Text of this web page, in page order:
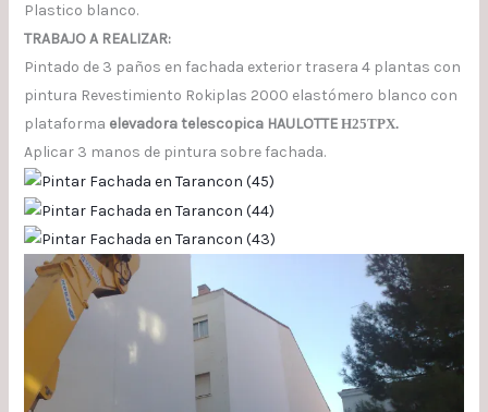
Plastico blanco.
TRABAJO A REALIZAR:
Pintado de 3 paños en fachada exterior trasera 4 plantas con
pintura Revestimiento Rokiplas 2000 elastómero blanco con
plataforma elevadora telescopica HAULOTTE H25TPX.
Aplicar 3 manos de pintura sobre fachada.